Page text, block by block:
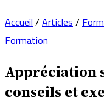
Accueil/Articles/
Formation
Appréciation
conseils et